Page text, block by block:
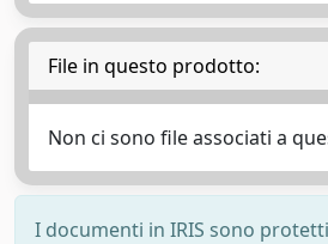
File in questo prodotto:
Non ci sono file associati a
I documenti in IRIS sono